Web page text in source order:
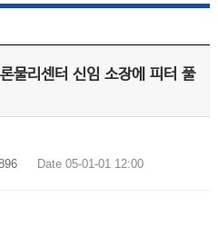
물리센터 신임 소장에 피터 풀
Date 05-01-01 12:00